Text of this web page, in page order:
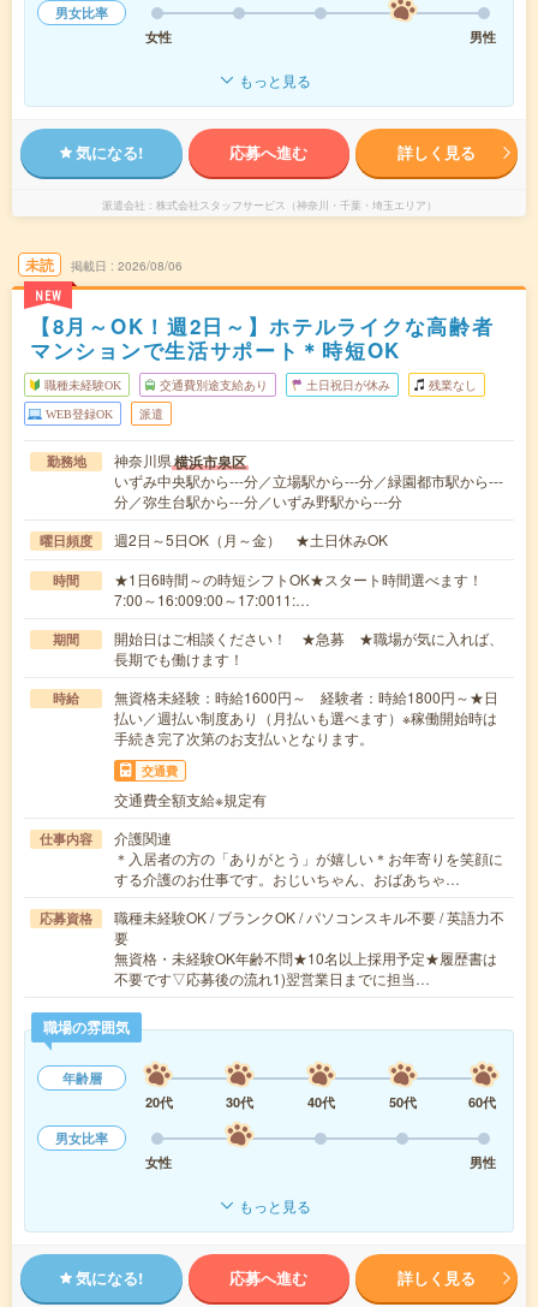
男女比率
女性
男性
もっと見る
気になる! 応募へ進む 詳しく見る
派遣会社 株式会社スタッフサービス（神奈川・千葉・埼玉エリア）
未読
NEW
掲載日 2026/08/06
【8月～OK！週2日～】ホテルライクな高齢者
マンションで生活サポート＊時短OK
職種未経験OK 交通費別途支給あり 土日祝日が休み 残業なし
WEB登録OK 派遣
勤務地 神奈川県横浜市泉区
いずみ中央駅から---分／立場駅から---分／緑園都市駅から---
分／弥生台駅から---分／いずみ野駅から---分
曜日頻度 週2日～5日OK（月～金） ★土日休みOK
時間
★1日6時間～の時短シフトOK★スタート時間選べます！
7:00～16:009:00～17:0011:…
期間
開始日はご相談ください！ ★急募 ★職場が気に入れば、
長期でも働けます！
時給
無資格未経験：時給1600円～ 経験者：時給1800円～★日
払い／週払い制度あり（月払いも選べます）※稼働開始時は
手続き完了次第のお支払いとなります。
交通費
交通費全額支給※規定有
仕事内容
介護関連
＊入居者の方の「ありがとう」が嬉しい＊お年寄りを笑顔に
する介護のお仕事です。おじいちゃん、おばあちゃ…
応募資格
職種未経験OK / ブランクOK / パソコンスキル不要 / 英語力不
要
無資格・未経験OK年齢不問★10名以上採用予定★履歴書は
不要です▽応募後の流れ1)翌営業日までに担当…
職場の雰囲気
年齢層
20代
30代 40代 50代
60代
男女比率
女性
男性
もっと見る
気になる! 応募へ進む 詳しく見る